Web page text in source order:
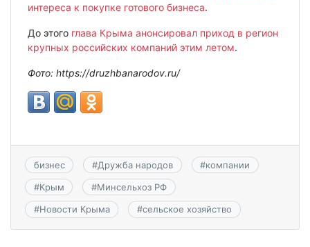
интереса к покупке готового бизнеса.
До этого глава Крыма анонсировал приход в регион
крупных российских компаний этим летом.
Фото: https://druzhbanarodov.ru/
бизнес #Дружба народов #компании
#Крым #Минсельхоз РФ
#Новости Крыма #сельское хозяйство